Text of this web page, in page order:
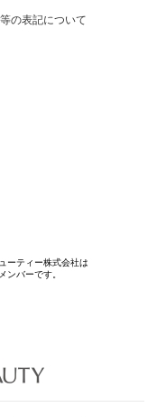
の表記について
ーティー株式会社は
ンバーです。